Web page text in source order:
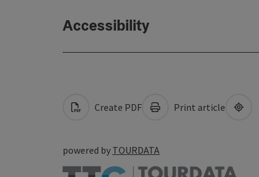
Accessibility
Create PDF Print article
powered by TOURDATA